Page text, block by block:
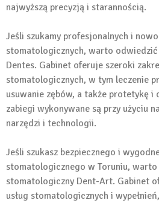
najwyższą precyzją i starannością.
Jeśli szukamy profesjonalnych i
stomatologicznych, warto
Dentes. Gabinet oferuje szeroki
stomatologicznych, w tym leczenie
usuwanie zębów, a także protetykę
zabiegi wykonywane są przy użyciu
narzędzi i technologii.
Jeśli szukasz bezpiecznego i
stomatologicznego w Toruniu,
stomatologiczny Dent-Art. Gabinet
usług stomatologicznych i